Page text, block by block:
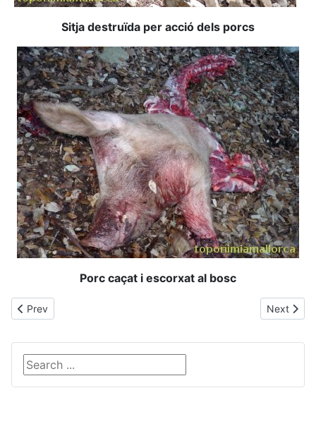
Sitja destruïda per acció dels porcs
Porc caçat i escorxat al bosc
Previous article: sa Por
Prev Next
Next
Search ...